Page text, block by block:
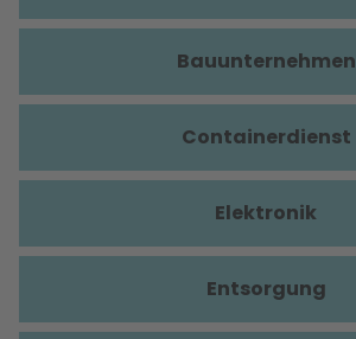
Bauunternehmen
Containerdienst
Elektronik
Entsorgung